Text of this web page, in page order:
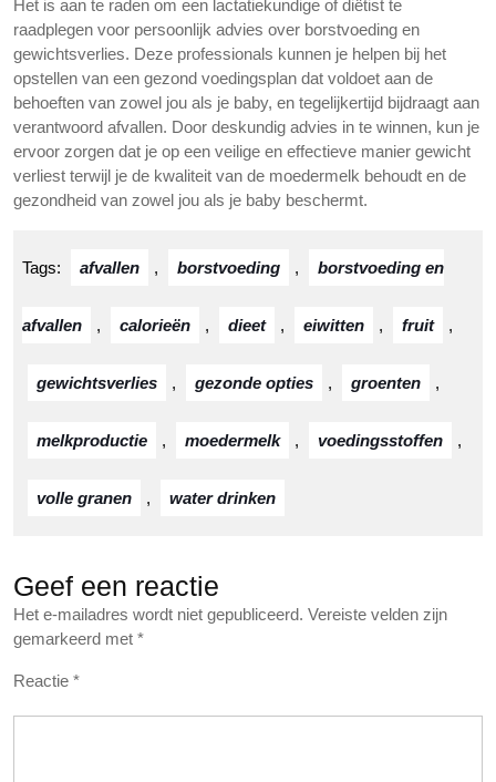
Het is aan te raden om een lactatiekundige of diëtist te
raadplegen voor persoonlijk advies over borstvoeding en
gewichtsverlies. Deze professionals kunnen je helpen bij het
opstellen van een gezond voedingsplan dat voldoet aan de
behoeften van zowel jou als je baby, en tegelijkertijd bijdraagt aan
verantwoord afvallen. Door deskundig advies in te winnen, kun je
ervoor zorgen dat je op een veilige en effectieve manier gewicht
verliest terwijl je de kwaliteit van de moedermelk behoudt en de
gezondheid van zowel jou als je baby beschermt.
Tags: afvallen , borstvoeding , borstvoeding en
afvallen , calorieën , dieet , eiwitten , fruit ,
gewichtsverlies , gezonde opties , groenten ,
melkproductie , moedermelk , voedingsstoffen ,
volle granen , water drinken
Geef een reactie
Het e-mailadres wordt niet gepubliceerd. Vereiste velden zijn
gemarkeerd met *
Reactie *